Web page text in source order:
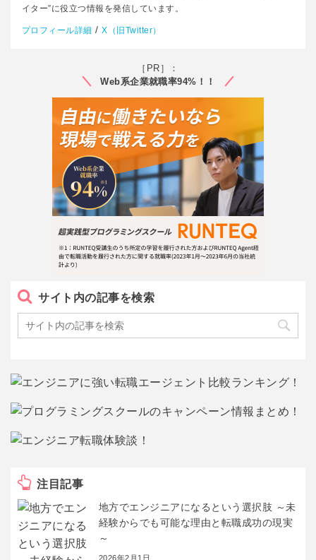
イター”に役立つ情報を発信しています。
プロフィール詳細 /X（旧Twitter）
［PR］：
Web系企業就職率94%！！
サイト内の記事を検索
注目記事
地方でエンジニアになるという選択肢 ～未
経験からでも可能な理由と転職成功の現実
～
2026年2月1日